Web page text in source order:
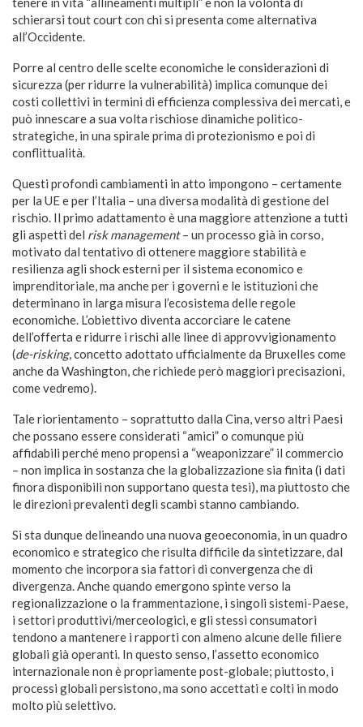
schierarsi tout court con chi si presenta come alternativa
all’Occidente.
Porre al centro delle scelte economiche le considerazioni di
sicurezza (per ridurre la vulnerabilità) implica comunque dei
costi collettivi in termini di efficienza complessiva dei mercati, e
può innescare a sua volta rischiose dinamiche politico-
strategiche, in una spirale prima di protezionismo e poi di
conflittualità.
Questi profondi cambiamenti in atto impongono – certamente
per la UE e per l’Italia – una diversa modalità di gestione del
rischio. Il primo adattamento è una maggiore attenzione a tutti
gli aspetti del risk management– un processo già in corso,
motivato dal tentativo di ottenere maggiore stabilità e
resilienza agli shock esterni per il sistema economico e
imprenditoriale, ma anche per i governi e le istituzioni che
determinano in larga misura l’ecosistema delle regole
economiche. L’obiettivo diventa accorciare le catene
dell’offerta e ridurre i rischi alle linee di approvvigionamento
(de-risking, concetto adottato ufficialmente da Bruxelles come
anche da Washington, che richiede però maggiori precisazioni,
come vedremo).
Tale riorientamento – soprattutto dalla Cina, verso altri Paesi
che possano essere considerati “amici” o comunque più
affidabili perché meno propensi a “weaponizzare” il commercio
– non implica in sostanza che la globalizzazione sia finita (i dati
finora disponibili non supportano questa tesi), ma piuttosto che
le direzioni prevalenti degli scambi stanno cambiando.
Si sta dunque delineando una nuova geoeconomia, in un quadro
economico e strategico che risulta difficile da sintetizzare, dal
momento che incorpora sia fattori di convergenza che di
divergenza. Anche quando emergono spinte verso la
regionalizzazione o la frammentazione, i singoli sistemi-Paese,
i settori produttivi/merceologici, e gli stessi consumatori
tendono a mantenere i rapporti con almeno alcune delle filiere
globali già operanti. In questo senso, l’assetto economico
internazionale non è propriamente post-globale; piuttosto, i
processi globali persistono, ma sono accettati e colti in modo
molto più selettivo.